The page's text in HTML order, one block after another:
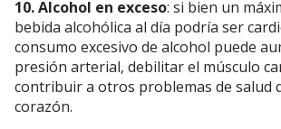
10. Alcohol en exceso: si bien un
bebida alcohólica al día podría ser
consumo excesivo de alcohol puede
presión arterial, debilitar el músculo
contribuir a otros problemas de salud
corazón.